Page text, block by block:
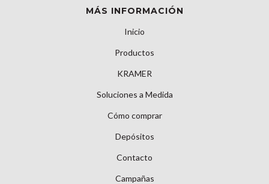
MÁS INFORMACIÓN
Inicio
Productos
KRAMER
Soluciones a Medida
Cómo comprar
Depósitos
Contacto
Campañas